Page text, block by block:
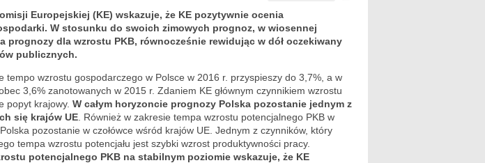
Europejskiej (KE) wskazuje, że KE pozytywnie ocenia
W stosunku do swoich zimowych prognoz, w wiosennej
prognozy dla wzrostu PKB, równocześnie rewidując w dół oczekiwany
publicznych.
tempo wzrostu gospodarczego w Polsce w 2016 r. przyspieszy do 3,7%, a w
3,6% zanotowanych w 2015 r. Zdaniem KE głównym czynnikiem wzrostu
popyt krajowy. W całym horyzoncie prognozy Polska pozostanie jednym z
się krajów UE . Również w zakresie tempa wzrostu potencjalnego PKB w
pozostanie w czołówce wśród krajów UE. Jednym z czynników, który
tempa wzrostu potencjału jest szybki wzrost produktywności pracy.
potencjalnego PKB na stabilnym poziomie wskazuje, że KE